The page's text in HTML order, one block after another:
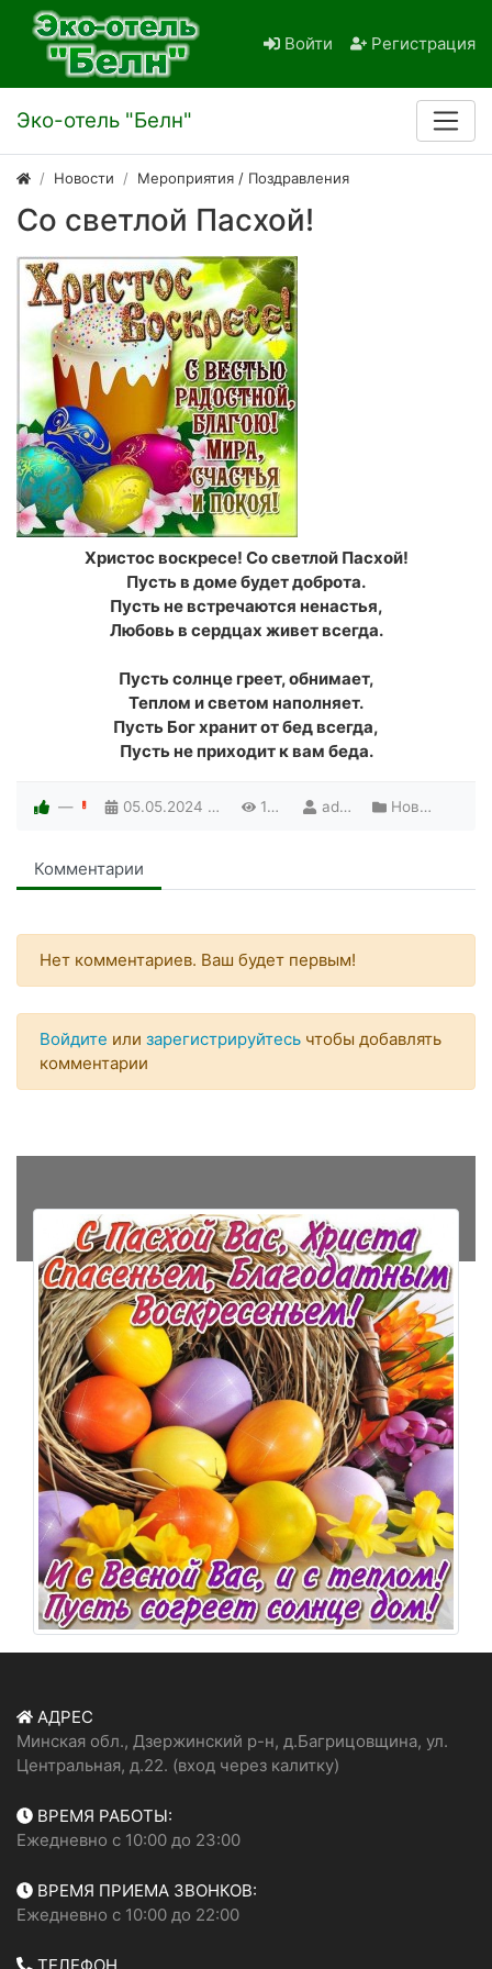
Войти Регистрация
Эко-отель "Белн"
Новости Мероприятия / Поздравления
Со светлой Пасхой!
Христос воскресе! Со светлой Пасхой!
Пусть в доме будет доброта.
Пусть не встречаются ненастья,
Любовь в сердцах живет всегда.
Пусть солнце греет, обнимает,
Теплом и светом наполняет.
Пусть Бог хранит от бед всегда,
Пусть не приходит к вам беда.
— 05.05.2024 09:00 1060 admin Новости
Комментарии
Нет комментариев. Ваш будет первым!
Войдите или зарегистрируйтесь чтобы добавлять
комментарии
АДРЕС
Минская обл., Дзержинский р-н, д.Багрицовщина, ул.
Центральная, д.22. (вход через калитку)
ВРЕМЯ РАБОТЫ:
Ежедневно с 10:00 до 23:00
ВРЕМЯ ПРИЕМА ЗВОНКОВ:
Ежедневно с 10:00 до 22:00